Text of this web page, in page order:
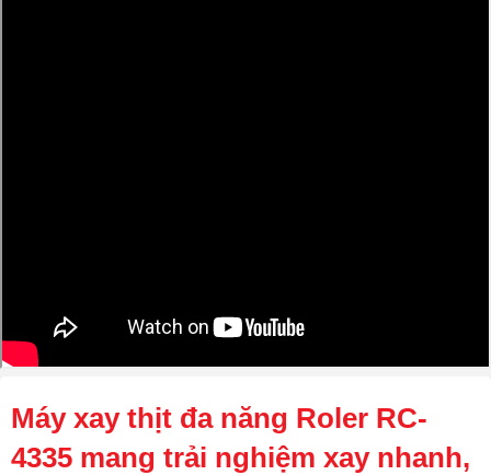
Máy xay thịt đa năng Roler RC-
4335 mang trải nghiệm xay nhanh,